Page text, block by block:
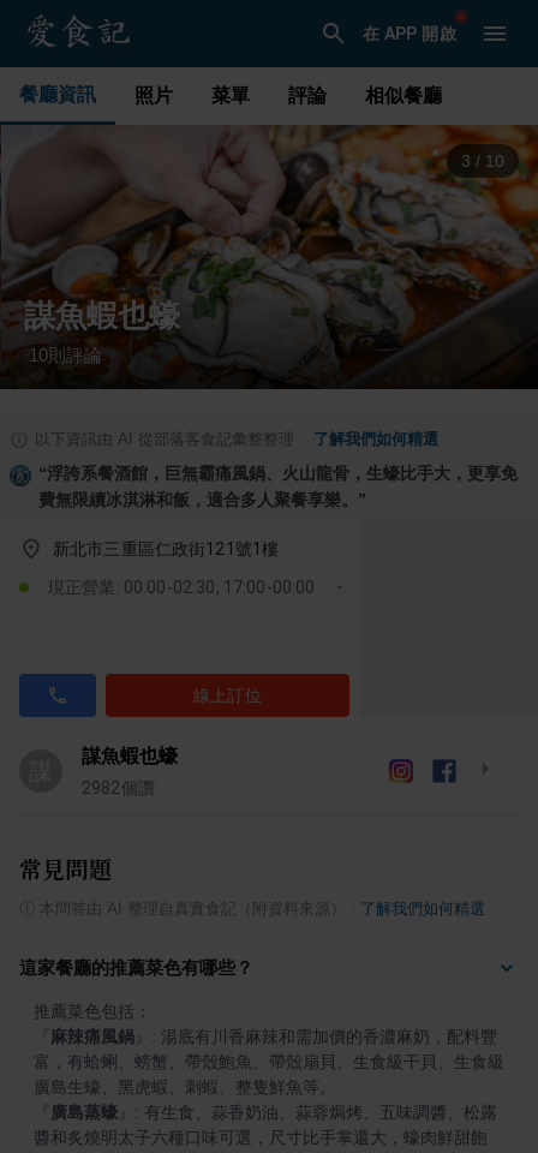
在 APP 開啟
餐廳資訊 照片 菜單 評論 相似餐廳
3 / 10
謀魚蝦也蠔
· 10則評論
以下資訊由 AI 從部落客食記彙整整理 了解我們如何精選
“浮誇系餐酒館，巨無霸痛風鍋、火山龍骨，生蠔比手大，更享免
費無限續冰淇淋和飯，適合多人聚餐享樂。 ”
新北市三重區仁政街121號1樓
現正營業: 00:00-02:30, 17:00-00:00
線上訂位
謀魚蝦也蠔
2982個讚
常見問題
本問答由 AI 整理自真實食記（附資料來源） 了解我們如何精選
這家餐廳的推薦菜色有哪些？
麻辣痛風鍋
: 湯底有川香麻辣和需加價的香濃麻奶，配料豐
富，有蛤蜊、螃蟹、帶殼鮑魚、帶殼扇貝、生食級干貝、生食級
廣島蒸蠔
: 有生食、蒜香奶油、蒜蓉焗烤、五味調醬、松露
醬和炙燒明太子六種口味可選，尺寸比手掌還大，蠔肉鮮甜飽